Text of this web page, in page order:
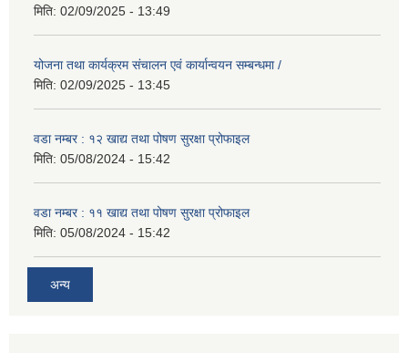
मिति: 02/09/2025 - 13:49
योजना तथा कार्यक्रम संचालन एवं कार्यान्वयन सम्बन्धमा /
मिति: 02/09/2025 - 13:45
वडा नम्बर : १२ खाद्य तथा पोषण सुरक्षा प्रोफाइल
मिति: 05/08/2024 - 15:42
वडा नम्बर : ११ खाद्य तथा पोषण सुरक्षा प्रोफाइल
मिति: 05/08/2024 - 15:42
अन्य